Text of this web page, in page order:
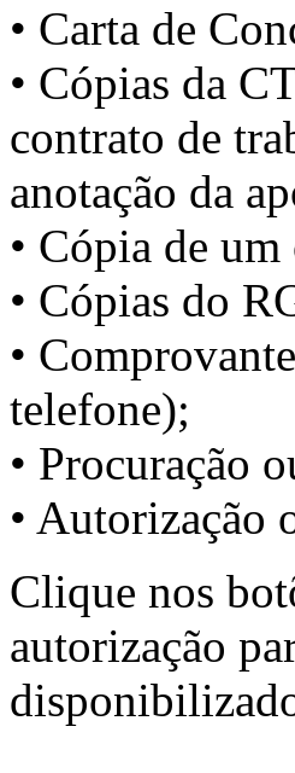
• Carta de
• Cópias da
contrato de
anotação da
• Cópia de
• Cópias do
•
telefone);
• Procuração
• Autorização
Clique nos
autorização